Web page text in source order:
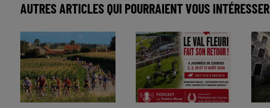
AUTRES ARTICLES QUI POURRAIENT VOUS INTÉRESSER